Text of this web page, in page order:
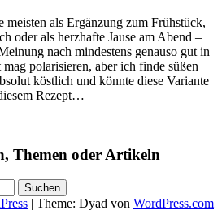
meisten als Ergänzung zum Frühstück,
oder als herzhafte Jause am Abend –
nach mindestens genauso gut in
polarisieren, aber ich finde süßen
köstlich und könnte diese Variante
Rezept…
Themen oder Artikeln
| Theme: Dyad von WordPress.com